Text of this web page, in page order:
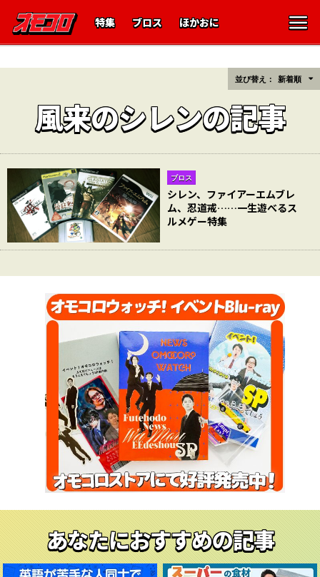
特集 ブロス ほかおに
風来のシレンの記事
並び替え： 新着順
ブロス
シレン、ファイアーエムブレ
ム、忍道戒……一生遊べるス
ルメゲー特集
あなたにおすすめの記事